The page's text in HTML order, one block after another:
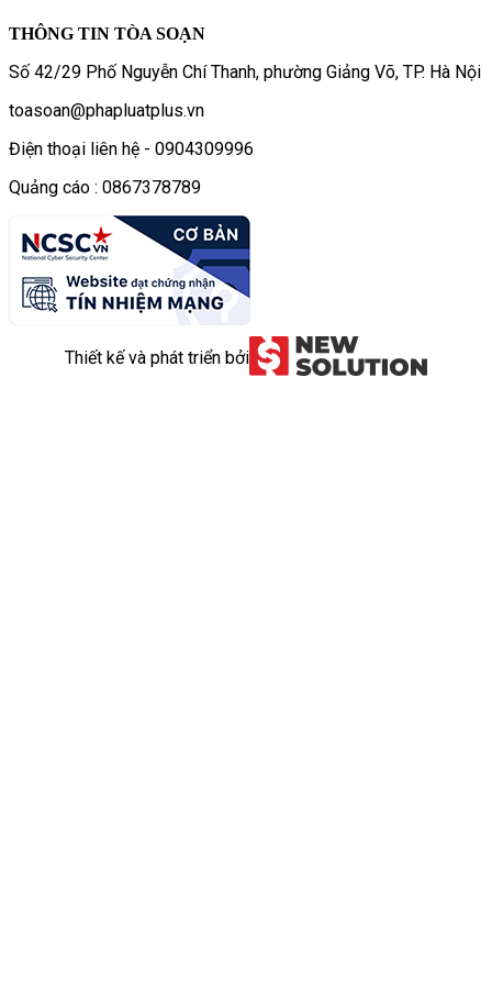
THÔNG TIN TÒA SOẠN
Số 42/29 Phố Nguyễn Chí Thanh, phường Giảng Võ, TP. Hà Nội
toasoan@phapluatplus.vn
Điện thoại liên hệ - 0904309996
Quảng cáo : 0867378789
Thiết kế và phát triển bởi